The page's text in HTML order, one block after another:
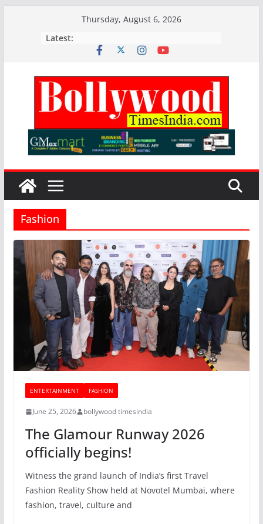
Thursday, August 6, 2026
Latest:
Fashion
ENTERTAINMENT FASHION
June 25, 2026 bollywood timesindia
The Glamour Runway 2026
officially begins!
Witness the grand launch of India’s first Travel
Fashion Reality Show held at Novotel Mumbai, where
fashion, travel, culture and